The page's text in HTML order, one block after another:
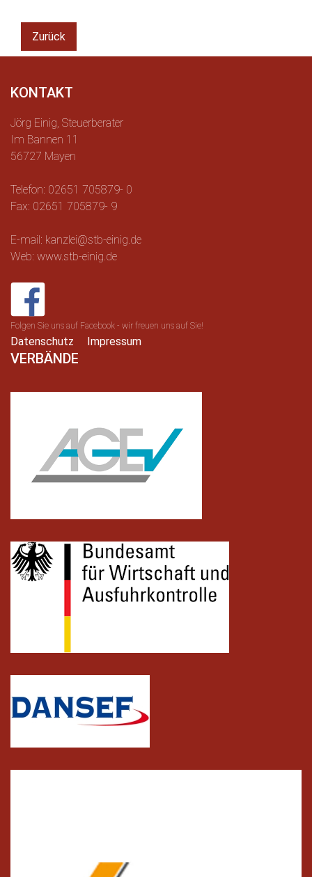
Zurück
KONTAKT
Jörg Einig, Steuerberater
Im Bannen 11
56727 Mayen
Telefon: 02651 705879- 0
Fax: 02651 705879- 9
E-mail: kanzlei@stb-einig.de
Web: www.stb-einig.de
Folgen Sie uns auf Facebook - wir freuen uns auf Sie!
Datenschutz Impressum
VERBÄNDE